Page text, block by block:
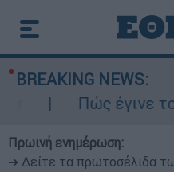
BREAKING NEWS:
Πώς έγινε το
Πρωινή ενημέρωση:
➔ Δείτε τα πρωτοσέλιδα